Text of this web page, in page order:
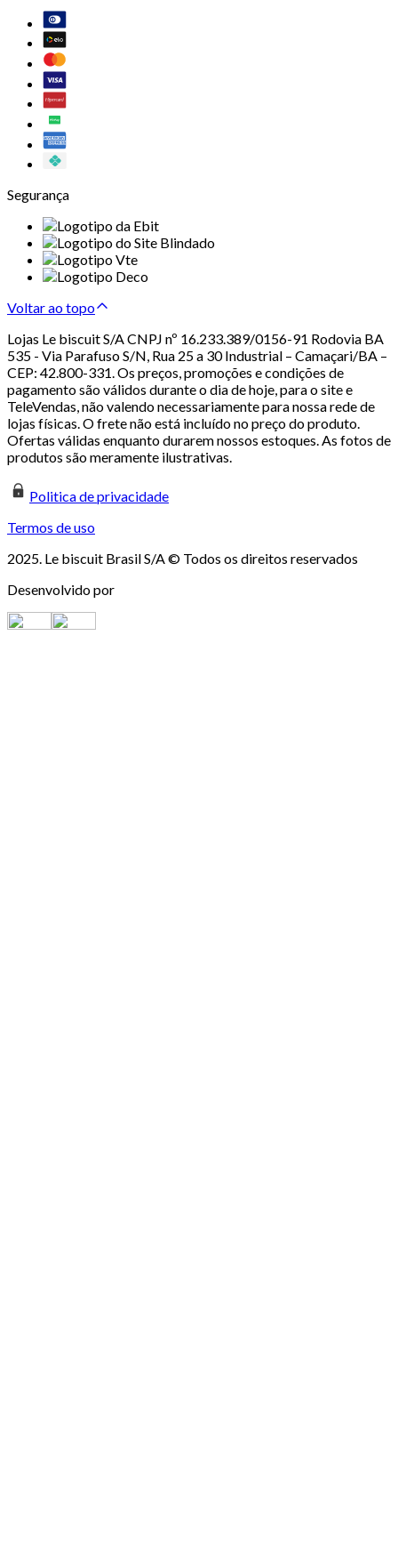
Segurança
Voltar ao topo
Lojas Le biscuit S/A CNPJ nº 16.233.389/0156-91 Rodovia BA
535 - Via Parafuso S/N, Rua 25 a 30 Industrial – Camaçari/BA –
CEP: 42.800-331. Os preços, promoções e condições de
pagamento são válidos durante o dia de hoje, para o site e
TeleVendas, não valendo necessariamente para nossa rede de
lojas físicas. O frete não está incluído no preço do produto.
Ofertas válidas enquanto durarem nossos estoques. As fotos de
produtos são meramente ilustrativas.
Politica de privacidade
Termos de uso
2025. Le biscuit Brasil S/A © Todos os direitos reservados
Desenvolvido por